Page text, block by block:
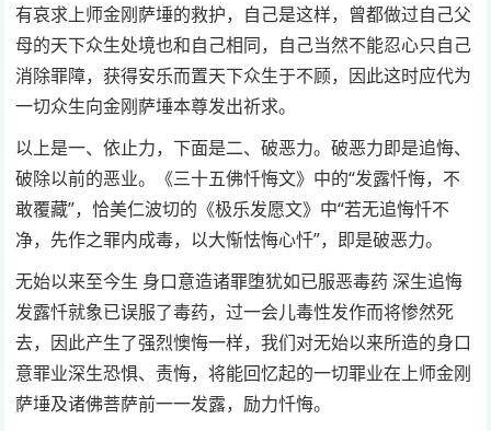
有哀求上师金刚萨埵的救护，自己是这样，曾都做过自己父
母的天下众生处境也和自己相同，自己当然不能忍心只自己
消除罪障，获得安乐而置天下众生于不顾，因此这时应代为
一切众生向金刚萨埵本尊发出祈求。
以上是一、依止力，下面是二、破恶力。破恶力即是追悔、
破除以前的恶业。《三十五佛忏悔文》中的“发露忏悔，不
敢覆藏”，恰美仁波切的《极乐发愿文》中“若无追悔忏不
净，先作之罪内成毒，以大惭怯悔心忏”，即是破恶力。
无始以来至今生 身口意造诸罪堕犹如已服恶毒药 深生追悔
发露忏就象已误服了毒药，过一会儿毒性发作而将惨然死
去，因此产生了强烈懊悔一样，我们对无始以来所造的身口
意罪业深生恐惧、责悔，将能回忆起的一切罪业在上师金刚
萨埵及诸佛菩萨前一一发露，励力忏悔。